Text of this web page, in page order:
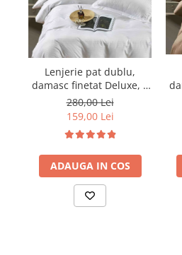
Lenjerie pat dublu,
damasc finetat Deluxe, 6
piese, cearceaf pat cu
elastic, Alb
280,00 Lei
159,00 Lei
ADAUGA IN COS